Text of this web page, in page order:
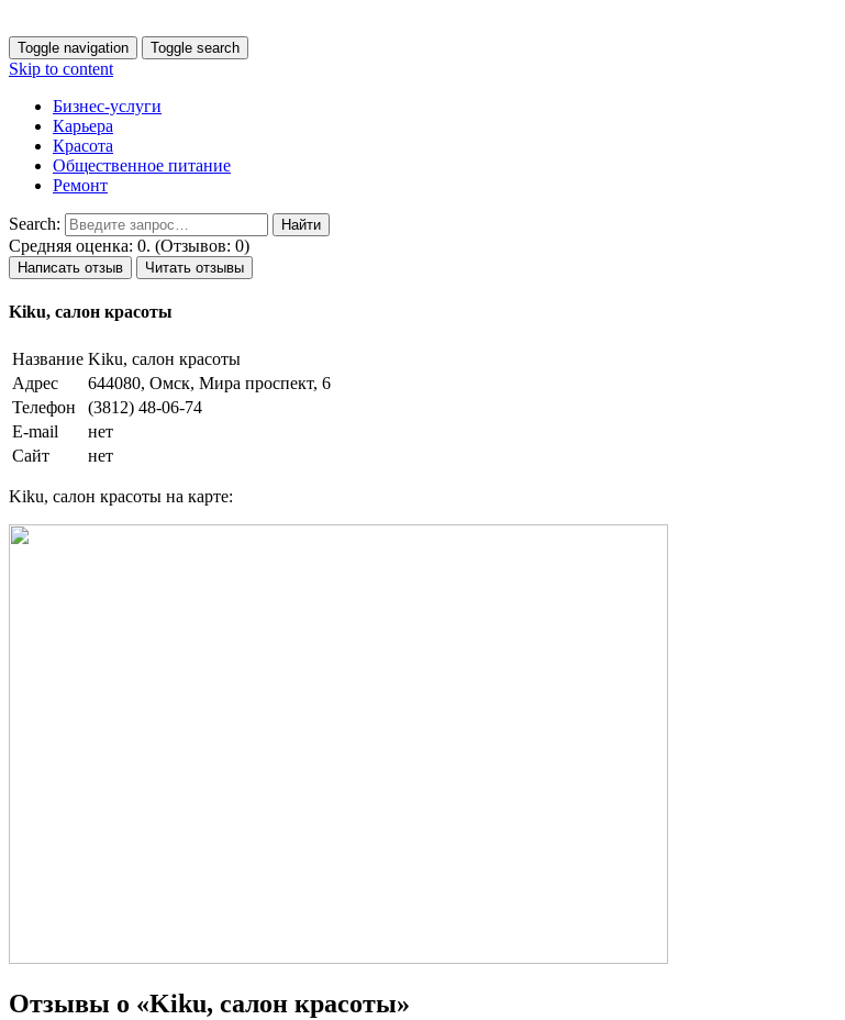
Toggle navigation Toggle search
Skip to content
Бизнес-услуги
Карьера
Красота
Общественное питание
Ремонт
Search:
Средняя оценка: 0. (Отзывов: 0)
Написать отзыв Читать отзывы
Kiku, салон красоты
Название Kiku, салон красоты
Адрес
644080, Омск, Мира проспект, 6
Телефон
(3812) 48-06-74
E-mail
нет
Сайт
нет
Kiku, салон красоты на карте:
Отзывы о «Kiku, салон красоты»